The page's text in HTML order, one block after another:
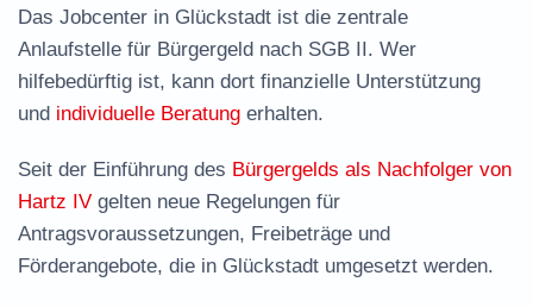
Das Jobcenter in Glückstadt ist die zentrale
Anlaufstelle für Bürgergeld nach SGB II. Wer
hilfebedürftig ist, kann dort finanzielle Unterstützung
und individuelle Beratung erhalten.
Seit der Einführung des Bürgergelds als Nachfolger von
Hartz IV gelten neue Regelungen für
Antragsvoraussetzungen, Freibeträge und
Förderangebote, die in Glückstadt umgesetzt werden.